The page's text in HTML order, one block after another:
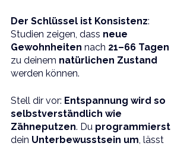
Der Schlüssel ist Konsistenz:
Studien zeigen, dass neue
Gewohnheiten nach 21–66 Tagen
zu deinem natürlichen Zustand
werden können.
Stell dir vor: Entspannung wird so
selbstverständlich wie
Zähneputzen. Du programmierst
dein Unterbewusstsein um, lässt